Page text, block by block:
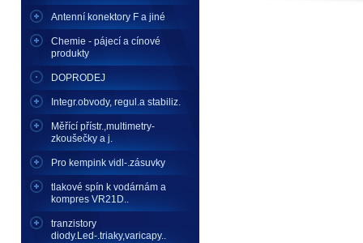
Antenní konektory F a jiné
Chemie - pájecí a cínové
produkty
DOPRODEJ
Integr.obvody, regul.a stabiliz.
Měřící přístr.,multimetry-
zkoušečky a j.
Pro kempink vidl-.zásuvky
tlakové spín k vodárnám a
kompres VR21D..
tranzistory
diody.Led-.triaky,varicapy..